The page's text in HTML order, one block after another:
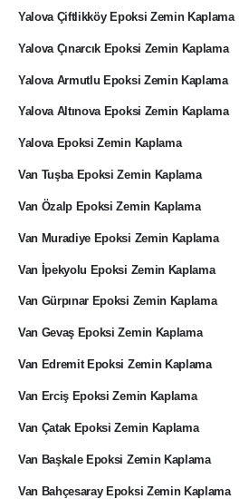
Yalova Çiftlikköy Epoksi Zemin Kaplama
Yalova Çınarcık Epoksi Zemin Kaplama
Yalova Armutlu Epoksi Zemin Kaplama
Yalova Altınova Epoksi Zemin Kaplama
Yalova Epoksi Zemin Kaplama
Van Tuşba Epoksi Zemin Kaplama
Van Özalp Epoksi Zemin Kaplama
Van Muradiye Epoksi Zemin Kaplama
Van İpekyolu Epoksi Zemin Kaplama
Van Gürpınar Epoksi Zemin Kaplama
Van Gevaş Epoksi Zemin Kaplama
Van Edremit Epoksi Zemin Kaplama
Van Erciş Epoksi Zemin Kaplama
Van Çatak Epoksi Zemin Kaplama
Van Başkale Epoksi Zemin Kaplama
Van Bahçesaray Epoksi Zemin Kaplama